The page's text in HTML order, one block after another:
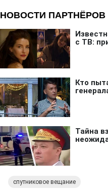
спутниковое вещание